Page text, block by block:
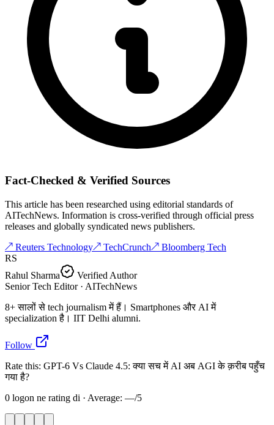
Fact-Checked & Verified Sources
This article has been researched using editorial standards of
AITechNews. Information is cross-verified through official press
releases and globally syndicated news publishers.
↗ Reuters Technology↗ TechCrunch↗ Bloomberg Tech
RS
Rahul Sharma
Verified Author
Senior Tech Editor· AITechNews
8+ सालों से tech journalism में हैं। Smartphones और AI में
specialization है। IIT Delhi alumni.
Follow
Rate this: GPT-6 Vs Claude 4.5: क्या सच में AI अब AGI के क़रीब पहुँच
गया है?
0 logon ne rating di · Average: —/5